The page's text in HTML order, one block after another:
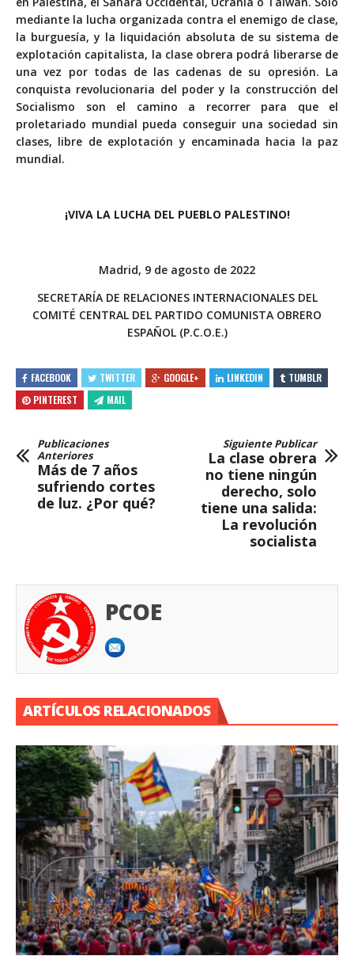
mediante la lucha organizada contra el enemigo de clase,
la burguesía, y la liquidación absoluta de su sistema de
explotación capitalista, la clase obrera podrá liberarse de
una vez por todas de las cadenas de su opresión. La
conquista revolucionaria del poder y la construcción del
Socialismo son el camino a recorrer para que el
proletariado mundial pueda conseguir una sociedad sin
clases, libre de explotación y encaminada hacia la paz
mundial.
¡VIVA LA LUCHA DEL PUEBLO PALESTINO!
Madrid, 9 de agosto de 2022
SECRETARÍA DE RELACIONES INTERNACIONALES DEL
COMITÉ CENTRAL DEL PARTIDO COMUNISTA OBRERO
ESPAÑOL (P.C.O.E.)
FACEBOOK TWITTER GOOGLE+ LINKEDIN
TUMBLR
PINTEREST
MAIL
Publicaciones
Anteriores
Más de 7 años
sufriendo cortes
de luz. ¿Por qué?
Siguiente Publicar
La clase obrera
no tiene ningún
derecho, solo
tiene una salida:
La revolución
socialista
PCOE
ARTÍCULOS RELACIONADOS